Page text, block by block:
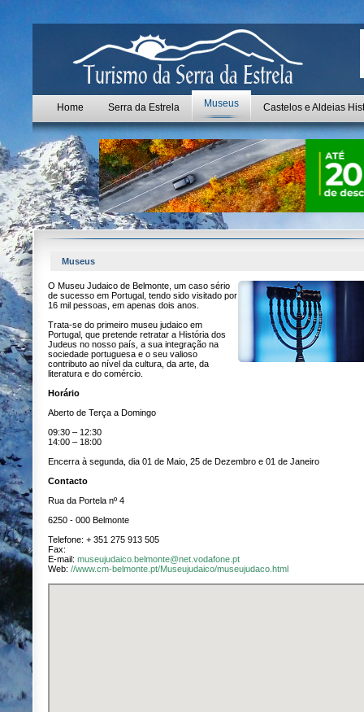
Home Serra da Estrela Museus Castelos e Aldeias
Museus
O Museu Judaico de Belmonte, um caso sério
de sucesso em Portugal, tendo sido visitado por
16 mil pessoas, em apenas dois anos.
Trata-se do primeiro museu judaico em
Portugal, que pretende retratar a História dos
Judeus no nosso país, a sua integração na
sociedade portuguesa e o seu valioso
contributo ao nível da cultura, da arte, da
literatura e do comércio.
Horário
Aberto de Terça a Domingo
09:30 – 12:30
14:00 – 18:00
Encerra à segunda, dia 01 de Maio, 25 de Dezembro e 01 de Janeiro
Contacto
Rua da Portela nº 4
6250 - 000 Belmonte
Telefone: + 351 275 913 505
Fax:
E-mail: museujudaico.belmonte@net.vodafone.pt
Web: //www.cm-belmonte.pt/Museujudaico/museujudaco.html